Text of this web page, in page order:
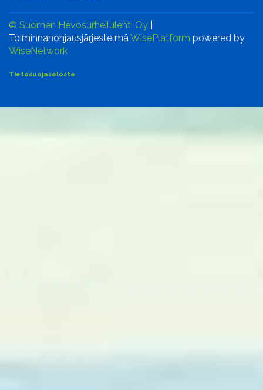
© Suomen Hevosurheilulehti Oy
ToiminnanohjausjärjestelmäWisePlatform powered by
WiseNetwork
Tietosuojaseloste